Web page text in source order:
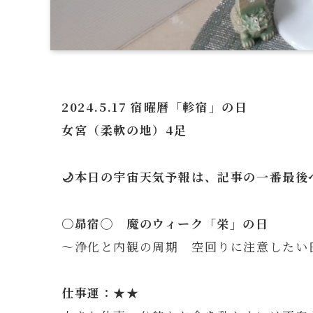
2024.5.17 宿曜暦「軫宿」の日
女宮（柔軟の地）4足
🌙本日の宇宙天気予報は、記事の一番最後
〇昴宿◯ 魔のウィーク「栄」の日
～浄化と内観の周期 空回りに注意したい
仕事運：★★